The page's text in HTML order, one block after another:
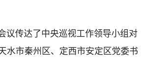
传达了中央巡视工作领导小组对
水市秦州区、定西市安定区党委书